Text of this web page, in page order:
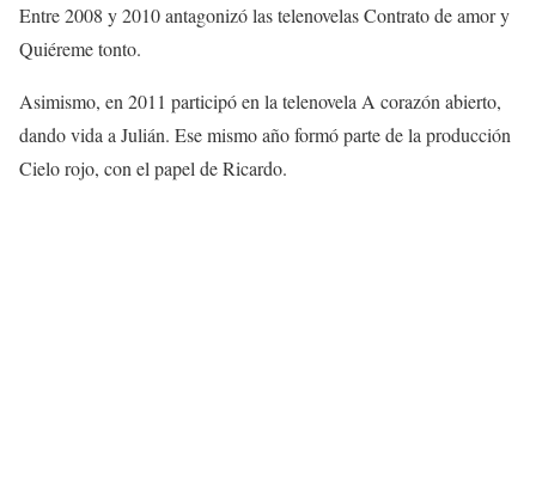
Entre 2008 y 2010 antagonizó las telenovelas Contrato de amor y
Quiéreme tonto.
Asimismo, en 2011 participó en la telenovela A corazón abierto,
dando vida a Julián. Ese mismo año formó parte de la producción
Cielo rojo, con el papel de Ricardo.